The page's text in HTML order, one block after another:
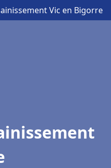
Vic en Bigorre